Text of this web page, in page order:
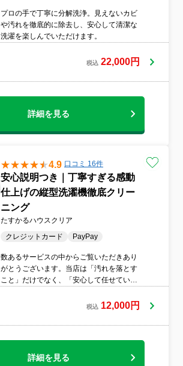
プロの手で丁寧に分解洗浄。見えないカビ
や汚れを徹底的に除去し、安心して清潔な
洗濯を楽しんでいただけます。
税込 22,000円
詳細を見る
4.9 口コミ 16件
安心説明つき｜丁寧すぎる感動
仕上げの縦型洗濯機徹底クリー
ニング
たすかるハウスクリア
クレジットカード
PayPay
数あるサービスの中からご覧いただきあり
がとうございます。当店は「汚れを落とす
こと」だけでなく、「安心して任せていた
業前の説明から仕上げまで、一つひとつ丁
安のある方もどうぞ安心してご相談くださ
税込 12,000円
詳細を見る